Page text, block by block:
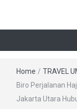
Home / TRAVEL
Biro Perjalanan
Jakarta Utara